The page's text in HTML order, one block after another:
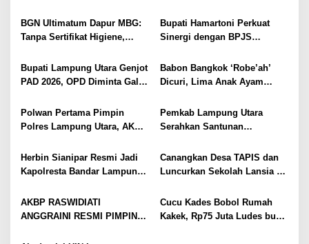
Tokoh Masyarakat dan Adat
Perkuat Kamtibmas
Jual Hasil Panen Meningkat
BGN Ultimatum Dapur MBG:
Tanpa Sertifikat Higiene,
Bupati Hamartoni Perkuat
Sinergi dengan BPJS
Kesehatan Makin Cepat dan
Mudah
Bupati Lampung Utara Genjot
PAD 2026, OPD Diminta Gali
hingga Optimalkan PBB-P2
Babon Bangkok ‘Robe’ah’
Dicuri, Lima Anak Ayam
Gang Jalaba Kotabumi Heboh
Polwan Pertama Pimpin
Polres Lampung Utara, AKBP
Pedang Pora
Pemkab Lampung Utara
Serahkan Santunan
Korban Kebakaran
Herbin Sianipar Resmi Jadi
Kapolresta Bandar Lampung,
Prioritas
Canangkan Desa TAPIS dan
Luncurkan Sekolah Lansia di
TP PKK Lampung Dorong
Pembangunan SDM Dimulai
AKBP RASWIDIATI
ANGGRAINI RESMI PIMPIN
Cucu Kades Bobol Rumah
Kakek, Rp75 Juta Ludes buat